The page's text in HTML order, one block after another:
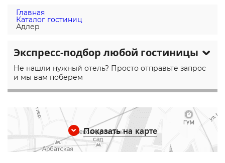
Главная
Каталог гостиниц
Адлер
Экспресс-подбор любой гостиницы
Не нашли нужный отель? Просто отправьте запрос
и мы вам поберем
Показать на карте